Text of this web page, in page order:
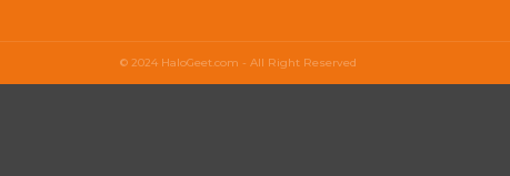
© 2024 HaloGeet.com - All Right Reserved